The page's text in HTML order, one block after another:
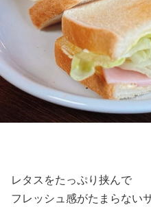
レタスをたっぷり挟んで
フレッシュ感がたまらない